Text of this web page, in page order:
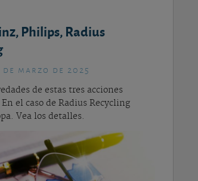
Philips, Radius
marzo de 2025
de estas tres acciones
el caso de Radius Recycling
Vea los detalles.